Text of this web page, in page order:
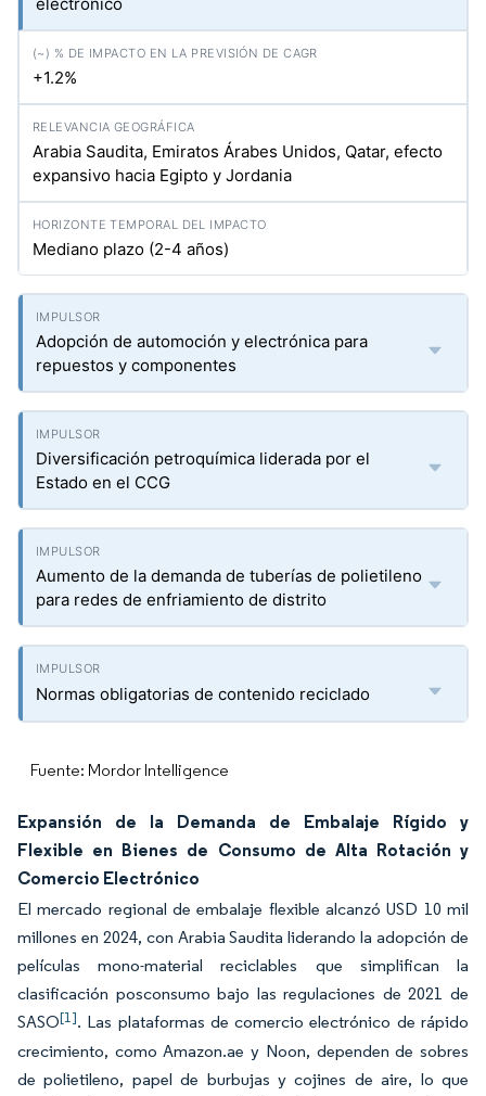
+1.2%
Arabia Saudita, Emiratos Árabes Unidos, Qatar, efecto
expansivo hacia Egipto y Jordania
Mediano plazo (2-4 años)
Adopción de automoción y electrónica para
repuestos y componentes
Diversificación petroquímica liderada por el
Estado en el CCG
Aumento de la demanda de tuberías de polietileno
para redes de enfriamiento de distrito
Normas obligatorias de contenido reciclado
Fuente: Mordor Intelligence
Expansión de la Demanda de Embalaje Rígido y
Flexible en Bienes de Consumo de Alta Rotación y
Comercio Electrónico
El mercado regional de embalaje flexible alcanzó USD 10 mil
millones en 2024, con Arabia Saudita liderando la adopción de
películas mono-material reciclables que simplifican la
clasificación posconsumo bajo las regulaciones de 2021 de
SASO[1]. Las plataformas de comercio electrónico de rápido
crecimiento, como Amazon.ae y Noon, dependen de sobres
de polietileno, papel de burbujas y cojines de aire, lo que